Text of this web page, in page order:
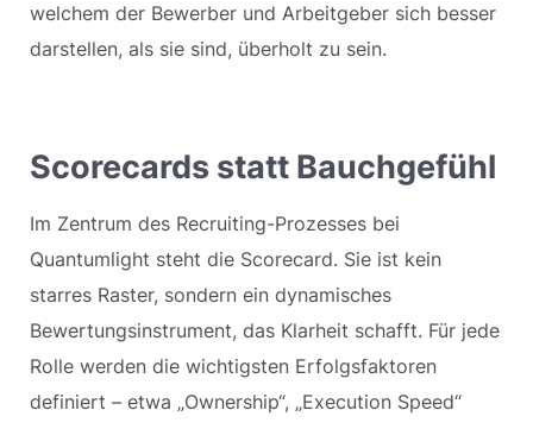
welchem der Bewerber und Arbeitgeber sich besser
darstellen, als sie sind, überholt zu sein.
Scorecards statt Bauchgefühl
Im Zentrum des Recruiting-Prozesses bei
Quantumlight steht die Scorecard. Sie ist kein
starres Raster, sondern ein dynamisches
Bewertungsinstrument, das Klarheit schafft. Für jede
Rolle werden die wichtigsten Erfolgsfaktoren
definiert – etwa „Ownership“, „Execution Speed“